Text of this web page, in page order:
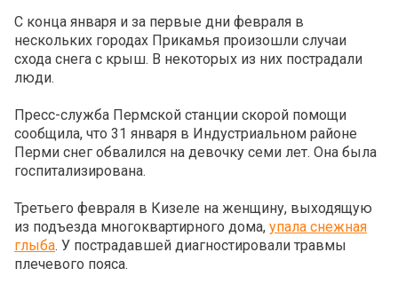
С конца января и за первые дни февраля в
нескольких городах Прикамья произошли случаи
схода снега с крыш. В некоторых из них пострадали
люди.
Пресс-служба Пермской станции скорой помощи
сообщила, что 31 января в Индустриальном районе
Перми снег обвалился на девочку семи лет. Она была
госпитализирована.
Третьего февраля в Кизеле на женщину, выходящую
из подъезда многоквартирного дома, упала снежная
глыба. У пострадавшей диагностировали травмы
плечевого пояса.